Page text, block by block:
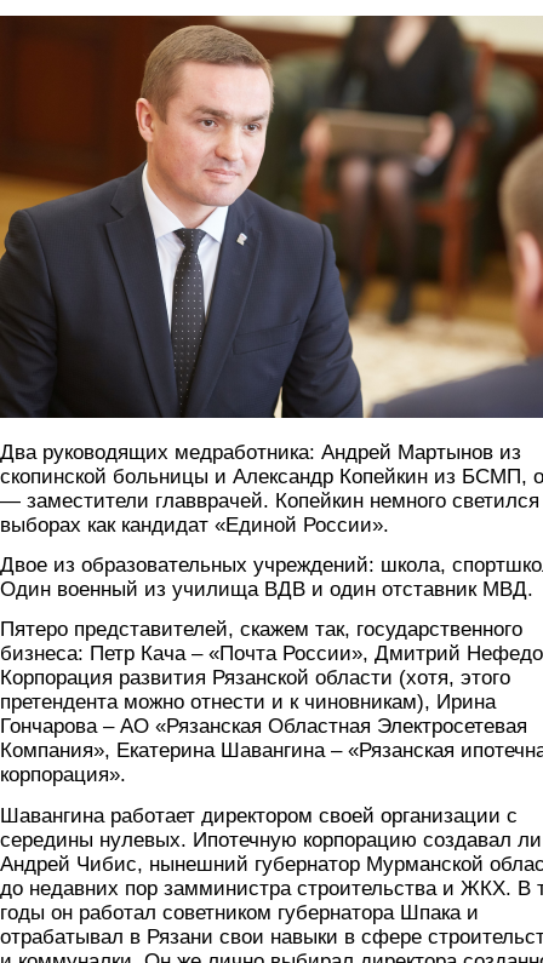
29_uchastnikov1.png
Два руководящих медработника: Андрей Мартынов из
скопинской больницы и Александр Копейкин из БСМП,
— заместители главврачей. Копейкин немного
выборах как кандидат «Единой России».
Двое из образовательных учреждений: школа,
Один военный из училища ВДВ и один отставник МВД.
Пятеро представителей, скажем так, государственного
бизнеса: Петр Кача – «Почта России», Дмитрий
Корпорация развития Рязанской области (хотя, этого
претендента можно отнести и к чиновникам), Ирина
Гончарова – АО «Рязанская Областная Электросетевая
Компания», Екатерина Шавангина – «Рязанская
корпорация».
Шавангина работает директором своей организации с
середины нулевых. Ипотечную корпорацию создавал
Андрей Чибис, нынешний губернатор Мурманской
до недавних пор замминистра строительства и ЖКХ. В
годы он работал советником губернатора Шпака и
отрабатывал в Рязани свои навыки в сфере